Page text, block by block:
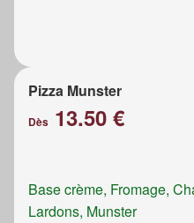
Pizza Munster
Dès 13.50 €
Base crème, Fromage,
Lardons, Munster